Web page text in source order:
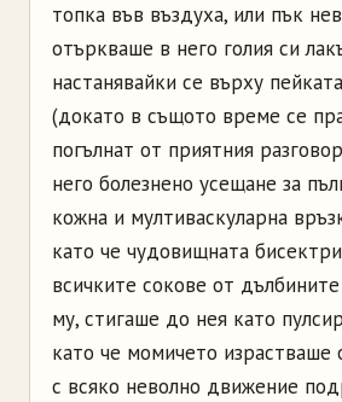
топка във въздуха, или пък
отъркваше в него голия си
настанявайки се върху
(докато в същото време се
погълнат от приятния
него болезнено усещане за
кожна и мултиваскуларна
като че чудовищната
всичките сокове от
му, стигаше до нея като
като че момичето израстваше
с всяко неволно движение